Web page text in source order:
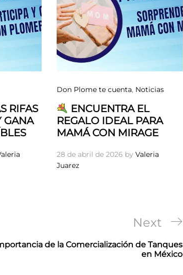
RIFAS
GANA
Don Plome te cuenta, Noticias
ENCUENTRA EL
REGALO IDEAL PARA
MAMÁ CON MIRAGE
28 de abril de 2026 by Valeria
Juarez
Next
Post
Next
de la Comercialización de Tanques
en México